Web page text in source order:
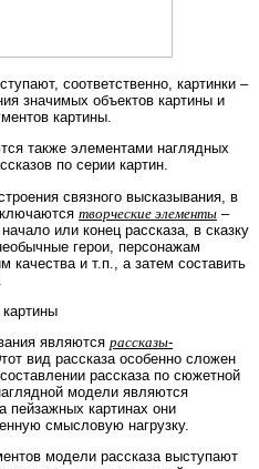
соответственно, картинки –
значимых объектов картины и
картины.
также элементами наглядных
по серии картин.
связного высказывания, в
творческие элементы –
или конец рассказа, в сказку
герои, персонажам
качества и т.п., а затем составить
являются рассказы-
вид рассказа особенно сложен
рассказа по сюжетной
модели являются
пейзажных картинах они
смысловую нагрузку.
модели рассказа выступают